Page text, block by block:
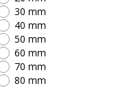
30 mm
40 mm
50 mm
60 mm
70 mm
80 mm